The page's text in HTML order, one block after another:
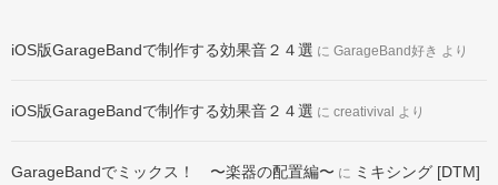
iOS版GarageBandで制作する効果音２４選 に GarageBand好き より
iOS版GarageBandで制作する効果音２４選 に creativival より
GarageBandでミックス！ 〜楽器の配置編〜 に ミキシング [DTM]